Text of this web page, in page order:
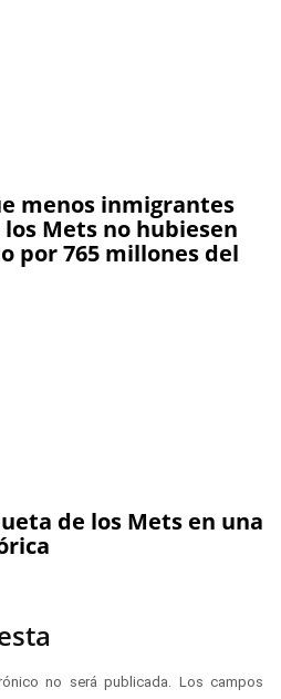
menos inmigrantes
Mets no hubiesen
por 765 millones del
de los Mets en una
no será publicada. Los campos